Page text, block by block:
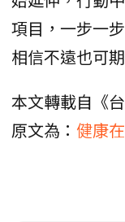
項目，一步一
相信不遠也可期
本文轉載自《
原文為： 健康